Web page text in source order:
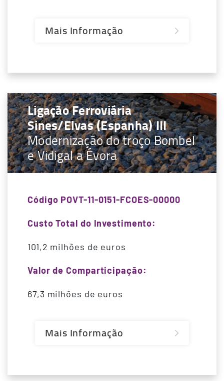
Mais Informação
Ligação Ferroviária
Sines/Elvas (Espanha) III
Modernização do troço Bombel
e Vidigal a Évora
Código POVT-11-0151-FCOES-00000
Custo Total do Investimento:
101,2 milhões de euros
Valor de Comparticipação:
67,3 milhões de euros
Mais Informação